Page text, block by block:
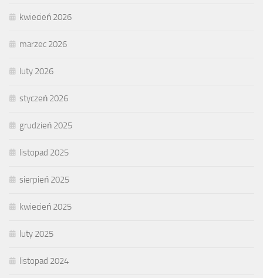
kwiecień 2026
marzec 2026
luty 2026
styczeń 2026
grudzień 2025
listopad 2025
sierpień 2025
kwiecień 2025
luty 2025
listopad 2024